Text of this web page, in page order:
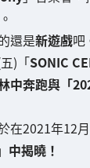
還是新遊戲吧
)「SONIC
中奔跑與「
在2021年12
揭曉！